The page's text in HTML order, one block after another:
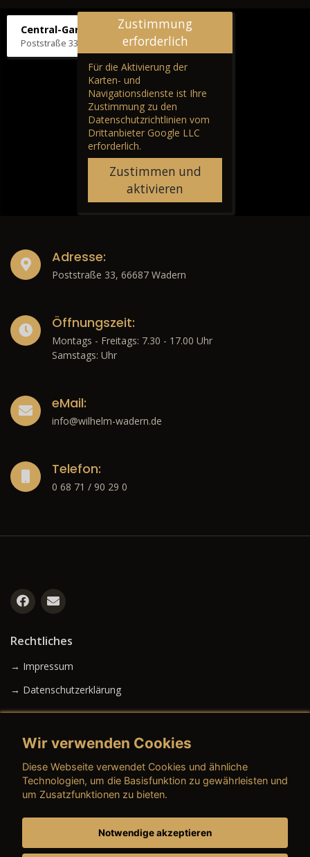
Central-Garage H. Wilhelm
Poststraße 33, 66687 Wadern
Zustimmung
erforderlich
Für die Aktivierung der
Karten- und
Navigationsdienste ist Ihre
Zustimmung zu den
Datenschutzrichtlinien vom
Drittanbieter Google LLC
erforderlich.
Zustimmen und
aktivieren
Adresse:
Poststraße 33, 66687 Wadern
Öffnungszeit:
Montags - Freitags: 7.30 - 17.00 Uhr
Samstags: Uhr
eMail:
info@wilhelm-wadern.de
Telefon:
0 68 71 / 90 29 0
Rechtliches
→ Impressum
→ Datenschutzerklärung
→ AGB (Gebrauchtwagen)
Wir verwenden Cookies
Diese Webseite verwendet Cookies und ähnliche
Technologien, um die Basisfunktion zu gewährleisten und
um Zusatzfunktionen zu bieten.
Notwendige akzeptieren